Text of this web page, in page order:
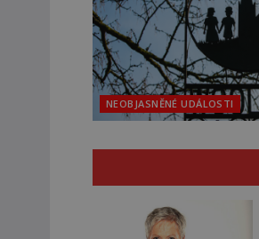
NEOBJASNĚNÉ UDÁLOSTI